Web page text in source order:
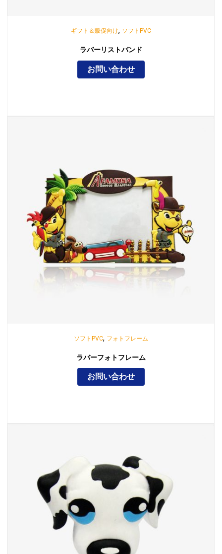
ギフト＆販促向け, ソフトPVC
ラバーリストバンド
お問い合わせ
ソフトPVC, フォトフレーム
ラバーフォトフレーム
お問い合わせ